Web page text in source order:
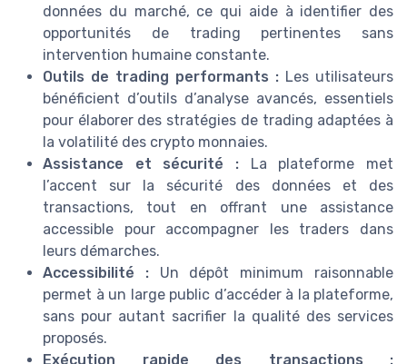
données du marché, ce qui aide à identifier des
opportunités de trading pertinentes sans
intervention humaine constante.
Outils de trading performants : Les utilisateurs
bénéficient d’outils d’analyse avancés, essentiels
pour élaborer des stratégies de trading adaptées à
la volatilité des crypto monnaies.
Assistance et sécurité : La plateforme met
l’accent sur la sécurité des données et des
transactions, tout en offrant une assistance
accessible pour accompagner les traders dans
leurs démarches.
Accessibilité :Un dépôt minimum raisonnable
permet à un large public d’accéder à la plateforme,
sans pour autant sacrifier la qualité des services
proposés.
Exécution rapide des transactions :